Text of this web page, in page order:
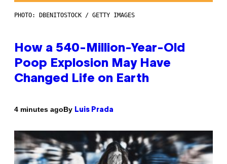
PHOTO: DBENITOSTOCK / GETTY IMAGES
How a 540-Million-Year-Old
Poop Explosion May Have
Changed Life on Earth
4 minutes agoBy Luis Prada